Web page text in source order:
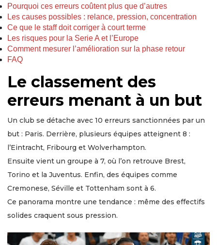
Pourquoi ces erreurs coûtent plus que d’autres
Les causes possibles : relance, pression, concentration
Ce que le staff doit corriger à court terme
Les risques pour la Serie A et l’Europe
Comment mesurer l’amélioration sur la phase retour
FAQ
Le classement des
erreurs menant à un but
Un club se détache avec 10 erreurs sanctionnées par un
but : Paris. Derrière, plusieurs équipes atteignent 8 :
l’Eintracht, Fribourg et Wolverhampton.
Ensuite vient un groupe à 7, où l’on retrouve Brest,
Torino et la Juventus. Enfin, des équipes comme
Cremonese, Séville et Tottenham sont à 6.
Ce panorama montre une tendance : même des effectifs
solides craquent sous pression.